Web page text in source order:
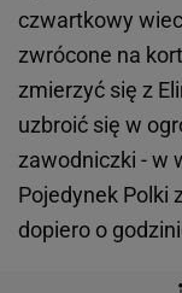
czwartkowy
zwrócone na
zmierzyć się z
uzbroić się w
zawodniczki - w
Pojedynek Polki
dopiero o